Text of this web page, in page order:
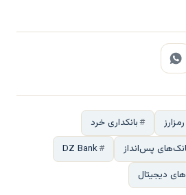
رمزارز
بانکداری خرد
پس‌انداز
DZ Bank
دیجیتال